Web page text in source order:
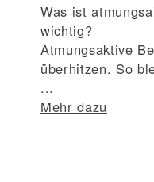
Was ist
wichtig?
Atmungsaktive
überhitzen. So
...
Mehr dazu